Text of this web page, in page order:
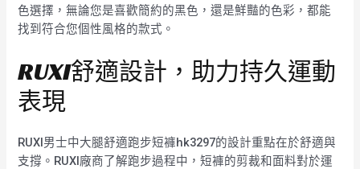
色選擇，無論您是喜歡簡約的黑色，還是鮮豔的色彩，都能
找到符合您個性風格的款式。
RUXI舒適設計，助力持久運動
表現
RUXI男士中大腿舒適跑步短褲hk3297的設計重點在於舒適與
支撐。RUXI廠商了解跑步過程中，短褲的剪裁和面料對於運